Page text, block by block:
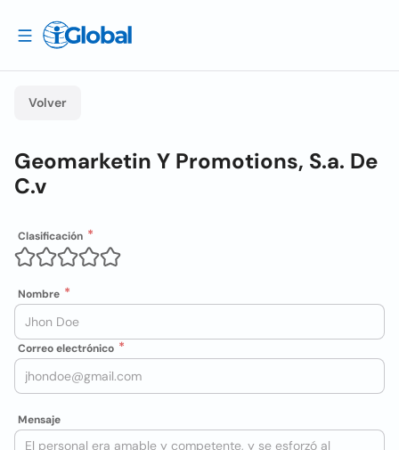
Volver
Geomarketin Y Promotions, S.a. De
C.v
Clasificación
Nombre
Correo electrónico
Mensaje